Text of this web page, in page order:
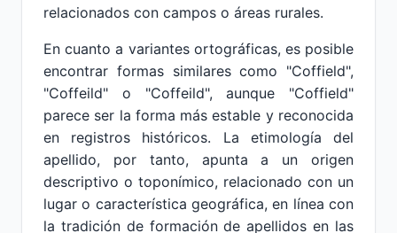
relacionados con campos o áreas rurales.
En cuanto a variantes ortográficas, es posible
encontrar formas similares como "Coffield",
"Coffeild" o "Coffeild", aunque "Coffield"
parece ser la forma más estable y reconocida
en registros históricos. La etimología del
apellido, por tanto, apunta a un origen
descriptivo o toponímico, relacionado con un
lugar o característica geográfica, en línea con
la tradición de formación de apellidos en las